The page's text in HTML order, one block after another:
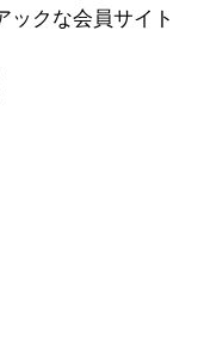
ックな会員サイト